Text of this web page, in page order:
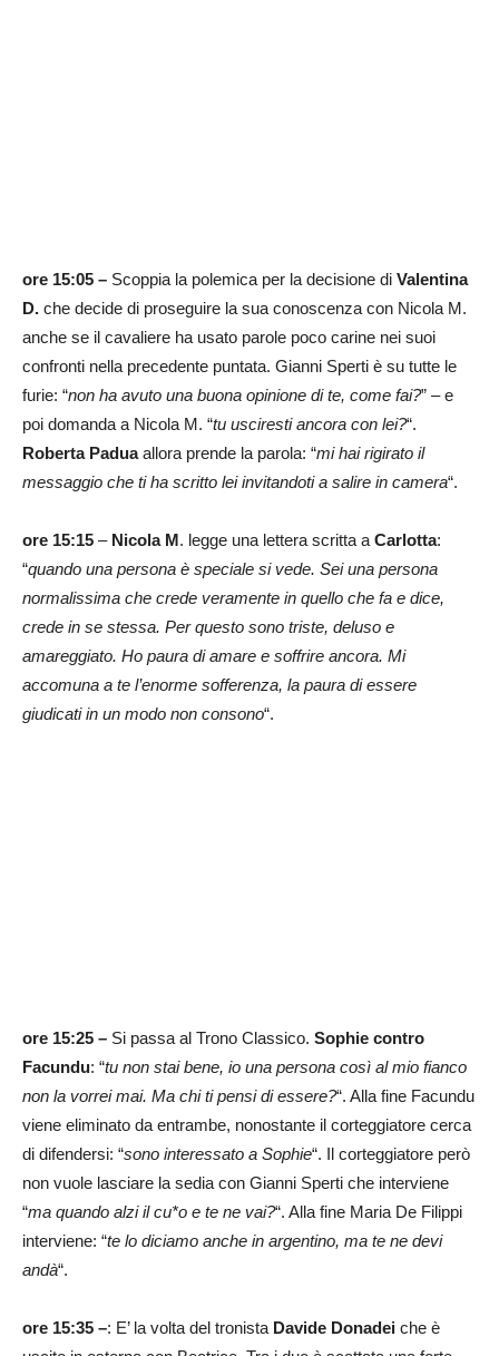
ore 15:05 – Scoppia la polemica per la decisione di Valentina
D. che decide di proseguire la sua conoscenza con Nicola M.
anche se il cavaliere ha usato parole poco carine nei suoi
confronti nella precedente puntata. Gianni Sperti è su tutte le
furie: “non ha avuto una buona opinione di te, come fai?” – e
poi domanda a Nicola M. “tu usciresti ancora con lei?“.
Roberta Paduaallora prende la parola: “mi hai rigirato il
messaggio che ti ha scritto lei invitandoti a salire in camera“.
ore 15:15 – Nicola M. legge una lettera scritta aCarlotta:
“quando una persona è speciale si vede. Sei una persona
normalissima che crede veramente in quello che fa e dice,
crede in se stessa. Per questo sono triste, deluso e
amareggiato. Ho paura di amare e soffrire ancora. Mi
accomuna a te l’enorme sofferenza, la paura di essere
giudicati in un modo non consono“.
ore 15:25 – Si passa al Trono Classico. Sophie contro
Facundu: “tu non stai bene, io una persona così al mio fianco
non la vorrei mai. Ma chi ti pensi di essere?“. Alla fine Facundu
viene eliminato da entrambe, nonostante il corteggiatore cerca
di difendersi: “sono interessato a Sophie“. Il corteggiatore però
non vuole lasciare la sedia con Gianni Sperti che interviene
“ma quando alzi il cu*o e te ne vai?“. Alla fine Maria De Filippi
interviene: “te lo diciamo anche in argentino, ma te ne devi
andà“.
ore 15:35 –: E’ la volta del tronista Davide Donadei che è